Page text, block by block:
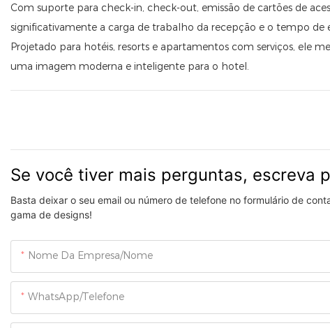
Com suporte para check-in, check-out, emissão de cartões de
significativamente a carga de trabalho da recepção e o tempo de
Projetado para hotéis, resorts e apartamentos com serviços, ele
uma imagem moderna e inteligente para o hotel.
Se você tiver mais perguntas, escreva
Basta deixar o seu email ou número de telefone no formulário de
gama de designs!
Nome Da Empresa/Nome
WhatsApp/Telefone